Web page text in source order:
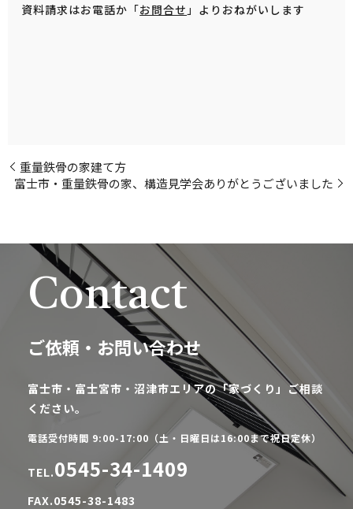
資料請求はお電話か「お問合せ 」よりおねがいします
重量鉄骨の家建て方
富士市・重量鉄骨の家、構造見学会ありがとうございました
Contact
ご依頼・お問い合わせ
富士市・富士宮市・沼津市エリアの「家づくり」ご相談
ください。
電話受付時間 9:00-17:00（土・日曜日は16:00まで祝日定休）
TEL.0545-34-1409
FAX.0545-38-1483